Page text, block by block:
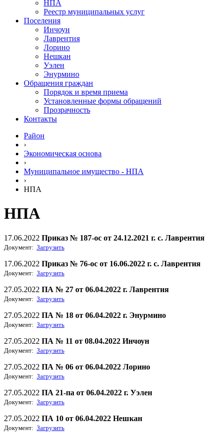
НПА
Реестр муниципальных услуг
Поселения
Инчоун
Лаврентия
Лорино
Нешкан
Уэлен
Энурмино
Обращения граждан
Порядок и время приема
Установленные формы обращений
Прозрачность
Контакты
Район
›
Экономическая основа
›
Муниципальное имущество - НПА
›
НПА
НПА
17.06.2022 Приказ № 187-ос от 24.12.2021 г. с. Лаврентия
Документ: Загрузить
17.06.2022 Приказ № 76-ос от 16.06.2022 г. с. Лаврентия
Документ: Загрузить
27.05.2022 ПА № 27 от 06.04.2022 г. Лаврентия
Документ: Загрузить
27.05.2022 ПА № 18 от 06.04.2022 г. Энурмино
Документ: Загрузить
27.05.2022 ПА № 11 от 08.04.2022 Инчоун
Документ: Загрузить
27.05.2022 ПА № 06 от 06.04.2022 Лорино
Документ: Загрузить
27.05.2022 ПА 21-па от 06.04.2022 г. Уэлен
Документ: Загрузить
27.05.2022 ПА 10 от 06.04.2022 Нешкан
Документ: Загрузить